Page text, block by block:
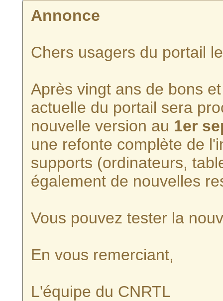
Annonce
Chers usagers du portail
Après vingt ans de bons
actuelle du portail sera
nouvelle version au 1er
une refonte complète de
supports (ordinateurs,
également de nouvelles
Vous pouvez tester la
En vous remerciant,
L'équipe du CNRTL